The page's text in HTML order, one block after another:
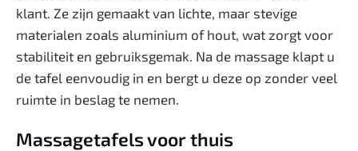
klant. Ze zijn gemaakt van lichte, maar stevige
materialen zoals aluminium of hout, wat zorgt voor
stabiliteit en gebruiksgemak. Na de massage klapt u
de tafel eenvoudig in en bergt u deze op zonder veel
ruimte in beslag te nemen.
Massagetafels voor thuis